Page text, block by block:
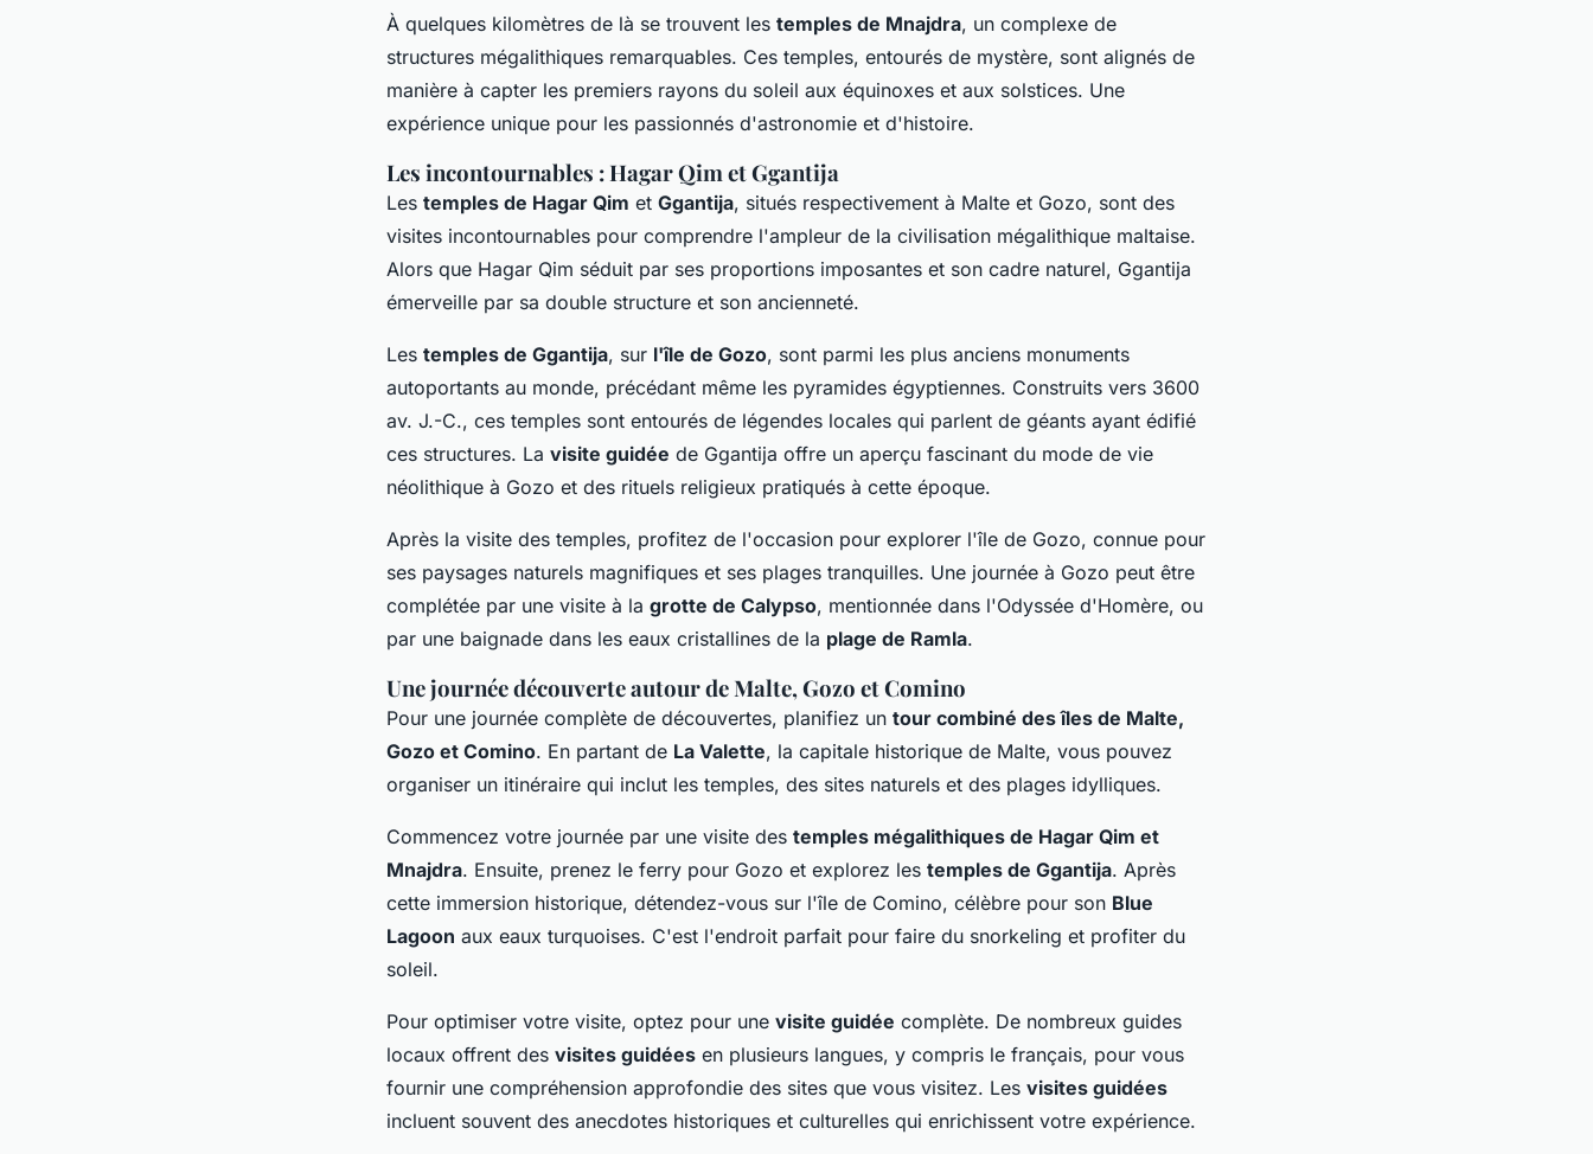
À quelques kilomètres de là se trouvent les temples de Mnajdra, un complexe de
structures mégalithiques remarquables. Ces temples, entourés de mystère, sont alignés de
manière à capter les premiers rayons du soleil aux équinoxes et aux solstices. Une
expérience unique pour les passionnés d'astronomie et d'histoire.
Les incontournables : Hagar Qim et Ggantija
Les temples de Hagar Qim et Ggantija, situés respectivement à Malte et Gozo, sont des
visites incontournables pour comprendre l'ampleur de la civilisation mégalithique maltaise.
Alors que Hagar Qim séduit par ses proportions imposantes et son cadre naturel, Ggantija
émerveille par sa double structure et son ancienneté.
Les temples de Ggantija, sur l'île de Gozo, sont parmi les plus anciens monuments
autoportants au monde, précédant même les pyramides égyptiennes. Construits vers 3600
av. J.-C., ces temples sont entourés de légendes locales qui parlent de géants ayant édifié
ces structures. La visite guidée de Ggantija offre un aperçu fascinant du mode de vie
néolithique à Gozo et des rituels religieux pratiqués à cette époque.
Après la visite des temples, profitez de l'occasion pour explorer l'île de Gozo, connue pour
ses paysages naturels magnifiques et ses plages tranquilles. Une journée à Gozo peut être
complétée par une visite à la grotte de Calypso, mentionnée dans l'Odyssée d'Homère, ou
par une baignade dans les eaux cristallines de la plage de Ramla.
Une journée découverte autour de Malte, Gozo et Comino
Pour une journée complète de découvertes, planifiez un tour combiné des îles de Malte,
Gozo et Comino. En partant de La Valette, la capitale historique de Malte, vous pouvez
organiser un itinéraire qui inclut les temples, des sites naturels et des plages idylliques.
Commencez votre journée par une visite des temples mégalithiques de Hagar Qim et
Mnajdra. Ensuite, prenez le ferry pour Gozo et explorez les temples de Ggantija. Après
cette immersion historique, détendez-vous sur l'île de Comino, célèbre pour son Blue
Lagoon aux eaux turquoises. C'est l'endroit parfait pour faire du snorkeling et profiter du
soleil.
Pour optimiser votre visite, optez pour une visite guidée complète. De nombreux guides
locaux offrent des visites guidées en plusieurs langues, y compris le français, pour vous
fournir une compréhension approfondie des sites que vous visitez. Les visites guidées
incluent souvent des anecdotes historiques et culturelles qui enrichissent votre expérience.